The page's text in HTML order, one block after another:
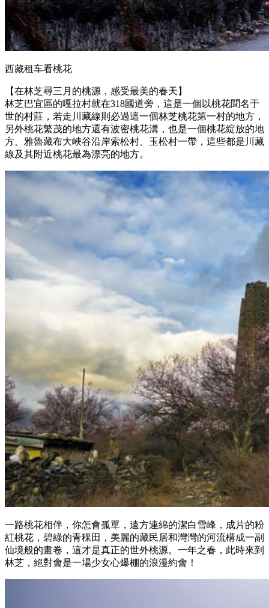
西藏租车看桃花
【在林芝尋三月的桃源，感受最美的春天】
林芝巴宜區的嘎拉村就在318國道旁，這是一個以桃花聞名于
世的村莊，若走川藏線則必過這一個林芝桃花第一村的地方，
另外桃花繁茂的地方還有波密桃花溝，也是一個桃花綻放的地
方、雅魯藏布大峽谷沿岸索松村、玉松村一帶，這些都是川藏
線及其附近桃花最為漂亮的地方。
一路桃花相伴，你怎會孤單，遠方連綿的潔白雪峰，成片的粉
紅桃花，碧綠的青稞田，美麗的藏民居和灣灣的河流構成一副
仙境般的畫卷，這才是真正的世外桃源。一年之春，此時來到
林芝，絕對會是一場少女心爆棚的浪漫約會！